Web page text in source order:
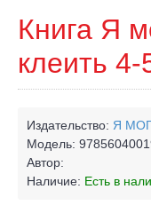
Книга Я
клеить
Издательство: Я
Модель:
Автор:
Наличие: Есть в